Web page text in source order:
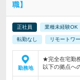
職】
正社員 業種未経験OK
転勤なし リモートワ
勤務地
★完全在宅勤
以下の拠点へ